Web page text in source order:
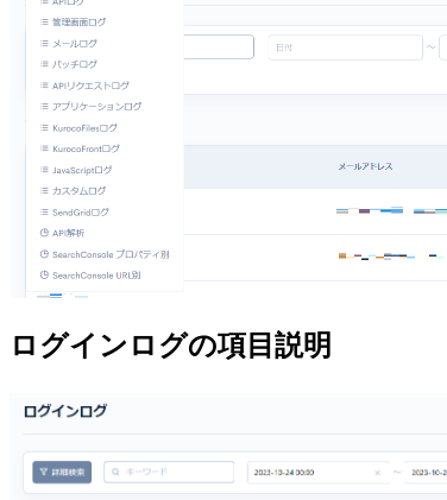
ログインログの項目説明